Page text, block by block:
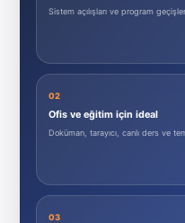
Sistem açılışları ve program
02
Ofis ve eğitim için ideal
Doküman, tarayıcı, canlı ders ve
03